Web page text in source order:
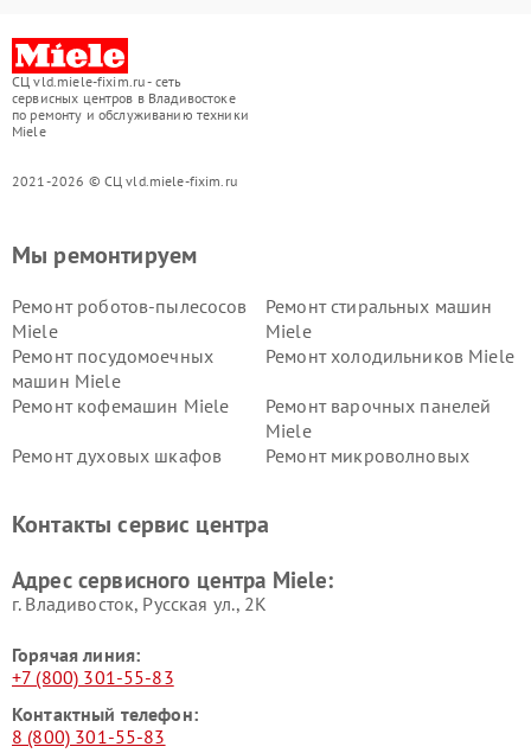
СЦ vld.miele-fixim.ru - сеть
сервисных центров в Владивостоке
по ремонту и обслуживанию техники
Miele
2021-2026 © СЦ vld.miele-fixim.ru
Мы ремонтируем
Ремонт роботов-пылесосов
Miele
Ремонт стиральных машин
Miele
Ремонт посудомоечных
машин Miele
Ремонт холодильников Miele
Ремонт кофемашин Miele
Ремонт варочных панелей
Miele
Ремонт духовых шкафов
Ремонт микроволновых
Miele
Miele
пылесосов Miele
Контакты сервис центра
Адрес сервисного центра Miele:
г. Владивосток, Русская ул., 2К
Горячая линия:
+7 (800) 301-55-83
Контактный телефон:
8 (800) 301-55-83